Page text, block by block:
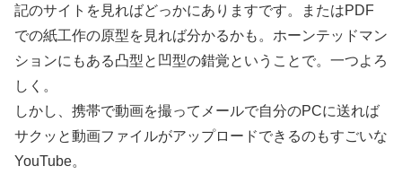
記のサイトを見ればどっかにありますです。またはPDF
での紙工作の原型を見れば分かるかも。ホーンテッドマン
ションにもある凸型と凹型の錯覚ということで。一つよろ
しく。
しかし、携帯で動画を撮ってメールで自分のPCに送れば
サクッと動画ファイルがアップロードできるのもすごいな
YouTube。